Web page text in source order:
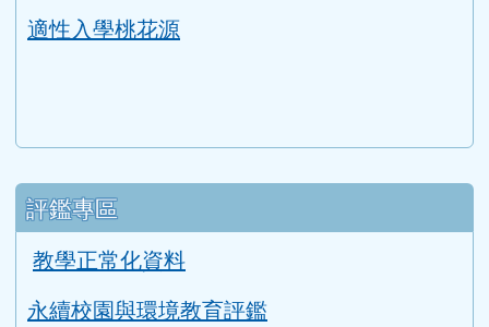
適性入學桃花源
評鑑專區
教學正常化資料
永續校園與環境教育評鑑